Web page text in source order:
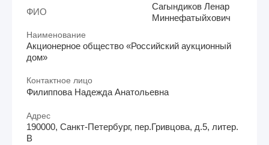
ФИО
Сагындиков Ленар
Миннефатыйхович
Наименование
Акционерное общество «Российский аукционный
дом»
Контактное лицо
Филиппова Надежда Анатольевна
Адрес
190000, Санкт-Петербург, пер.Гривцова, д.5, литер.
В